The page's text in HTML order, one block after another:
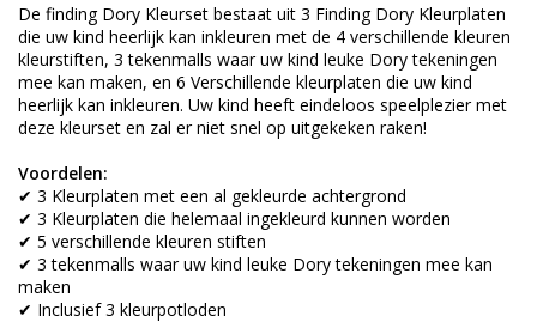
De finding Dory Kleurset bestaat uit 3 Finding Dory Kleurplaten
die uw kind heerlijk kan inkleuren met de 4 verschillende kleuren
kleurstiften, 3 tekenmalls waar uw kind leuke Dory tekeningen
mee kan maken, en 6 Verschillende kleurplaten die uw kind
heerlijk kan inkleuren. Uw kind heeft eindeloos speelplezier met
deze kleurset en zal er niet snel op uitgekeken raken!
Voordelen:
✔ 3 Kleurplaten met een al gekleurde achtergrond
✔ 3 Kleurplaten die helemaal ingekleurd kunnen worden
✔ 5 verschillende kleuren stiften
✔ 3 tekenmalls waar uw kind leuke Dory tekeningen mee kan
maken
✔ Inclusief 3 kleurpotloden